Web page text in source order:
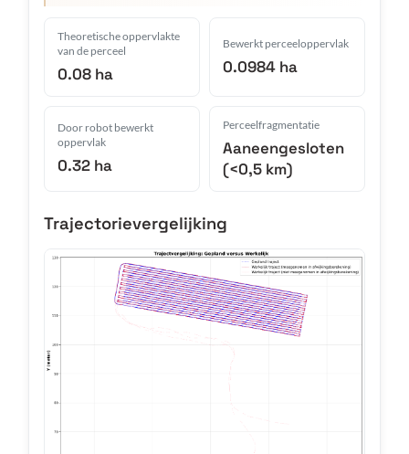
Theoretische oppervlakte
van de perceel
0.08 ha
Bewerkt perceeloppervlak
0.0984 ha
Door robot bewerkt
oppervlak
0.32 ha
Perceelfragmentatie
Aaneengesloten
(<0,5 km)
Trajectorievergelijking